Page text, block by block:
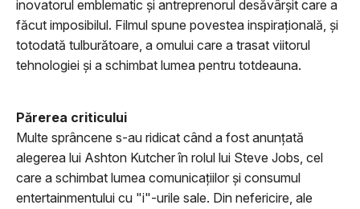
inovatorul emblematic și antreprenorul desăvârșit care a
făcut imposibilul. Filmul spune povestea inspirațională, și
totodată tulburătoare, a omului care a trasat viitorul
tehnologiei și a schimbat lumea pentru totdeauna.
Părerea criticului
Multe sprâncene s-au ridicat când a fost anunţată
alegerea lui Ashton Kutcher în rolul lui Steve Jobs, cel
care a schimbat lumea comunicaţiilor şi consumul
entertainmentului cu "i"-urile sale. Din nefericire, ale